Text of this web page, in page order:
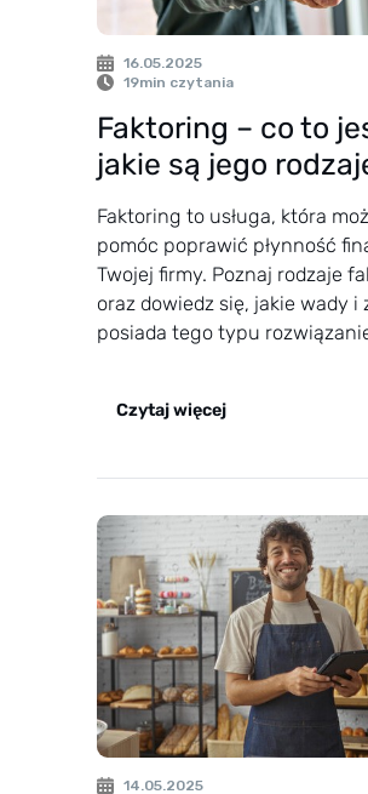
16.05.2025
19min czytania
Faktoring – co to
jakie są jego
Faktoring to usługa, która
pomóc poprawić płynność
Twojej firmy. Poznaj rodzaje
oraz dowiedz się, jakie wady i
posiada tego typu
Czytaj więcej
14.05.2025